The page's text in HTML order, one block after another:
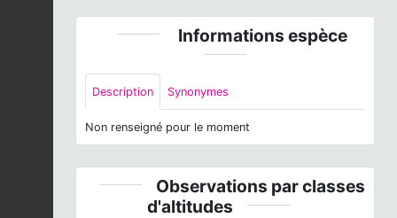
Informations espèce
Description Synonymes
Non renseigné pour le moment
Observations par classes
d'altitudes